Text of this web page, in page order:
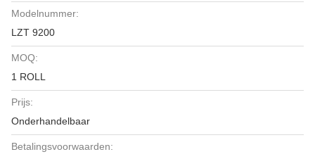
Modelnummer:
LZT 9200
MOQ:
1 ROLL
Prijs:
Onderhandelbaar
Betalingsvoorwaarden: